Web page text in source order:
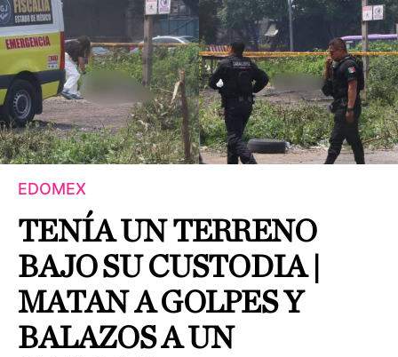
EDOMEX
TENÍA UN TERRENO
BAJO SU CUSTODIA |
MATAN A GOLPES Y
BALAZOS A UN